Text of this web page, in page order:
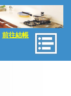
前往結帳